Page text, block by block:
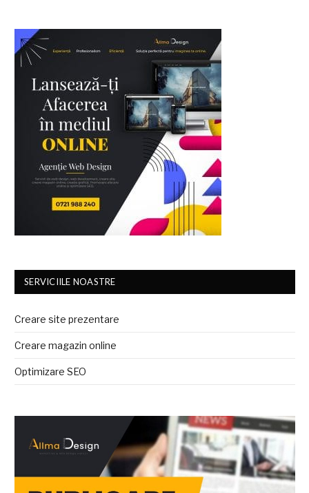
SERVICIILE NOASTRE
Creare site prezentare
Creare magazin online
Optimizare SEO